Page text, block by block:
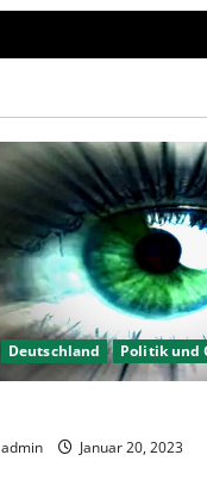
Deutschland Politik und
admin Januar 20, 2023